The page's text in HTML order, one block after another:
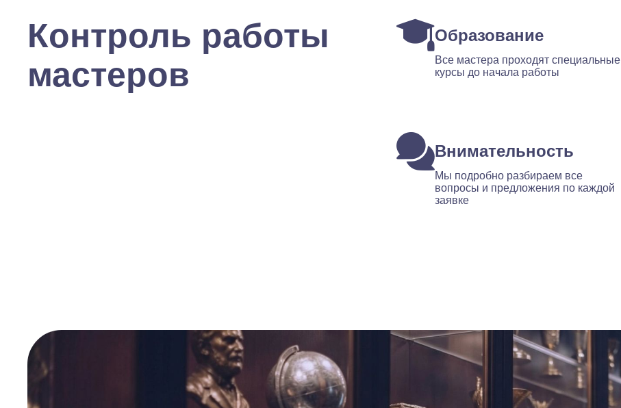
Контроль работы
мастеров
Образование
Все мастера проходят специальные
курсы до начала работы
Внимательность
Мы подробно разбираем все
вопросы и предложения по каждой
заявке